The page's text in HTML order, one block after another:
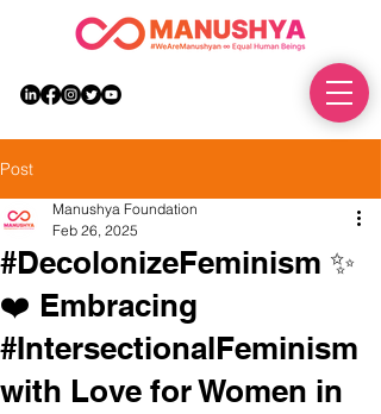
Post
#DecolonizeFeminism ✨
❤️ Embracing
#IntersectionalFeminism
with Love for Women in
Manushya Foundation
Feb 26, 2025